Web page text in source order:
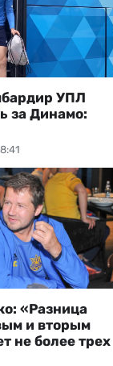
УПЛ
за Динамо:
«Разница
и вторым
не более трех